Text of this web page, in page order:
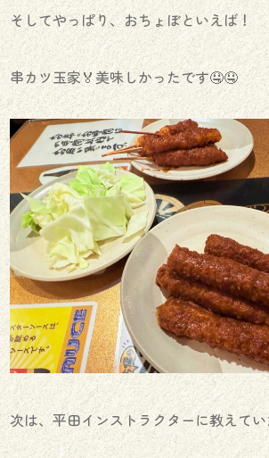
そしてやっぱり、おちょぼといえば！
串カツ玉家🏅美味しかったです🤤🤤
次は、平田インストラクターに教えて